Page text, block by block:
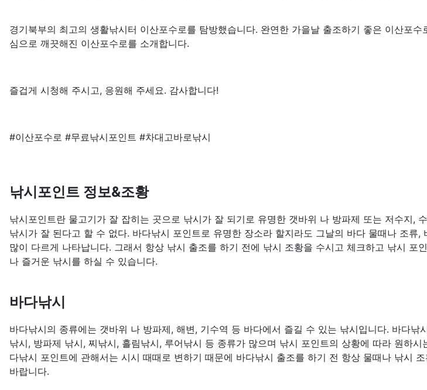
경기북부의 최고의 생활낚시터 이산포수로를 탐방했습니다. 완연한 가을날 출조하기 좋은 이산포
심으로 깨끗해진 이산포수로를 소개합니다.
즐겁게 시청해 주시고, 응원해 주세요. 감사합니다!
#이산포수로 #무료낚시포인트 #차대고바로낚시
낚시포인트 정보&조황
낚시포인트란 물고기가 잘 잡히는 곳으로 낚시가 잘 되기로 유명한 갯바위 나 방파제 또는 저수지,
낚시가 잘 된다고 할 수 없다. 바다낚시 포인트로 유명한 장소라 할지라도 그날의 바다 물때나 조류,
많이 다르게 나타납니다. 그래서 항상 낚시 출조를 하기 전에 낚시 조황을 수시고 체크하고 낚시 포
나 즐거운 낚시를 하실 수 있습니다.
바다낚시
바다낚시의 종류에는 갯바위 나 방파제, 해변, 기수역 등 바다에서 즐길 수 있는 낚시입니다. 바다낚
낚시, 방파제 낚시, 찌낚시, 흘림낚시, 루어낚시 등 종류가 많으며 낚시 포인트의 상황에 따라 원하
다낚시 포인트에 관해서는 시시 때때로 변하기 때문에 바다낚시 출조를 하기 전 항상 물때나 낚시
바랍니다.